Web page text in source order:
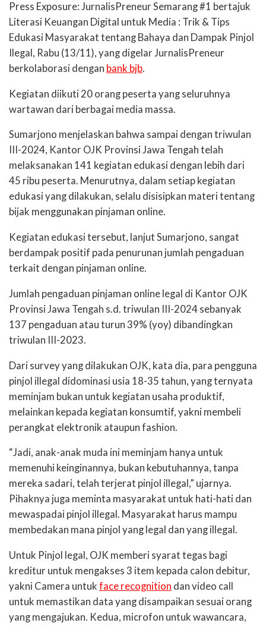
Press Exposure: JurnalisPreneur Semarang #1 bertajuk
Literasi Keuangan Digital untuk Media : Trik & Tips
Edukasi Masyarakat tentang Bahaya dan Dampak Pinjol
Ilegal, Rabu (13/11), yang digelar JurnalisPreneur
berkolaborasi dengan bank bjb.
Kegiatan diikuti 20 orang peserta yang seluruhnya
wartawan dari berbagai media massa.
Sumarjono menjelaskan bahwa sampai dengan triwulan
III-2024, Kantor OJK Provinsi Jawa Tengah telah
melaksanakan 141 kegiatan edukasi dengan lebih dari
45 ribu peserta. Menurutnya, dalam setiap kegiatan
edukasi yang dilakukan, selalu disisipkan materi tentang
bijak menggunakan pinjaman online.
Kegiatan edukasi tersebut, lanjut Sumarjono, sangat
berdampak positif pada penurunan jumlah pengaduan
terkait dengan pinjaman online.
Jumlah pengaduan pinjaman online legal di Kantor OJK
Provinsi Jawa Tengah s.d. triwulan III-2024 sebanyak
137 pengaduan atau turun 39% (yoy) dibandingkan
triwulan III-2023.
Dari survey yang dilakukan OJK, kata dia, para pengguna
pinjol illegal didominasi usia 18-35 tahun, yang ternyata
meminjam bukan untuk kegiatan usaha produktif,
melainkan kepada kegiatan konsumtif, yakni membeli
perangkat elektronik ataupun fashion.
“Jadi, anak-anak muda ini meminjam hanya untuk
memenuhi keinginannya, bukan kebutuhannya, tanpa
mereka sadari, telah terjerat pinjol illegal,” ujarnya.
Pihaknya juga meminta masyarakat untuk hati-hati dan
mewaspadai pinjol illegal. Masyarakat harus mampu
membedakan mana pinjol yang legal dan yang illegal.
Untuk Pinjol legal, OJK memberi syarat tegas bagi
kreditur untuk mengakses 3 item kepada calon debitur,
yakni Camera untuk face recognition dan video call
untuk memastikan data yang disampaikan sesuai orang
yang mengajukan. Kedua, microfon untuk wawancara,